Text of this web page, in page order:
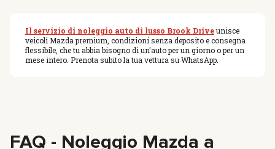
Il servizio di noleggio auto di lusso Brook Driveunisce
veicoli Mazda premium, condizioni senza deposito e consegna
flessibile, che tu abbia bisogno di un'auto per un giorno o per un
mese intero. Prenota subito la tua vettura su WhatsApp.
FAQ - Noleggio Mazda a